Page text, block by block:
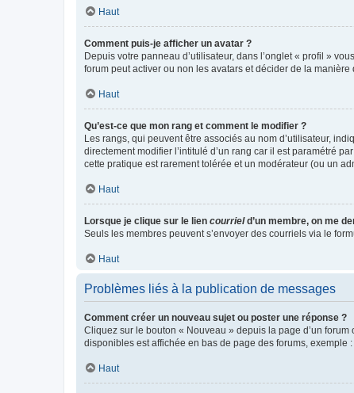
Haut
Comment puis-je afficher un avatar ?
Depuis votre panneau d’utilisateur, dans l’onglet « profil »
forum peut activer ou non les avatars et décider de la
Haut
Qu’est-ce que mon rang et comment le modifier ?
Les rangs, qui peuvent être associés au nom d’utilisateur,
directement modifier l’intitulé d’un rang car il est paramétré
cette pratique est rarement tolérée et un modérateur (ou un
Haut
Lorsque je clique sur le lien courrield’un membre, on me
Seuls les membres peuvent s’envoyer des courriels via le
Haut
Problèmes liés à la publication de messages
Comment créer un nouveau sujet ou poster une réponse ?
Cliquez sur le bouton « Nouveau » depuis la page d’un
disponibles est affichée en bas de page des forums, exemple :
Haut